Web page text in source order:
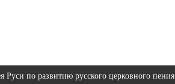
по развитию русского церковного пения.